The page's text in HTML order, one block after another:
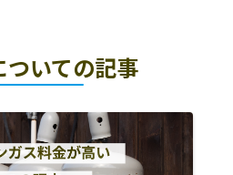
楯岡俵町
0237-55-6015
白鳥3921
0237-56-2077
市
村山市
郡朝日町
西村山郡大江町
ついての記事